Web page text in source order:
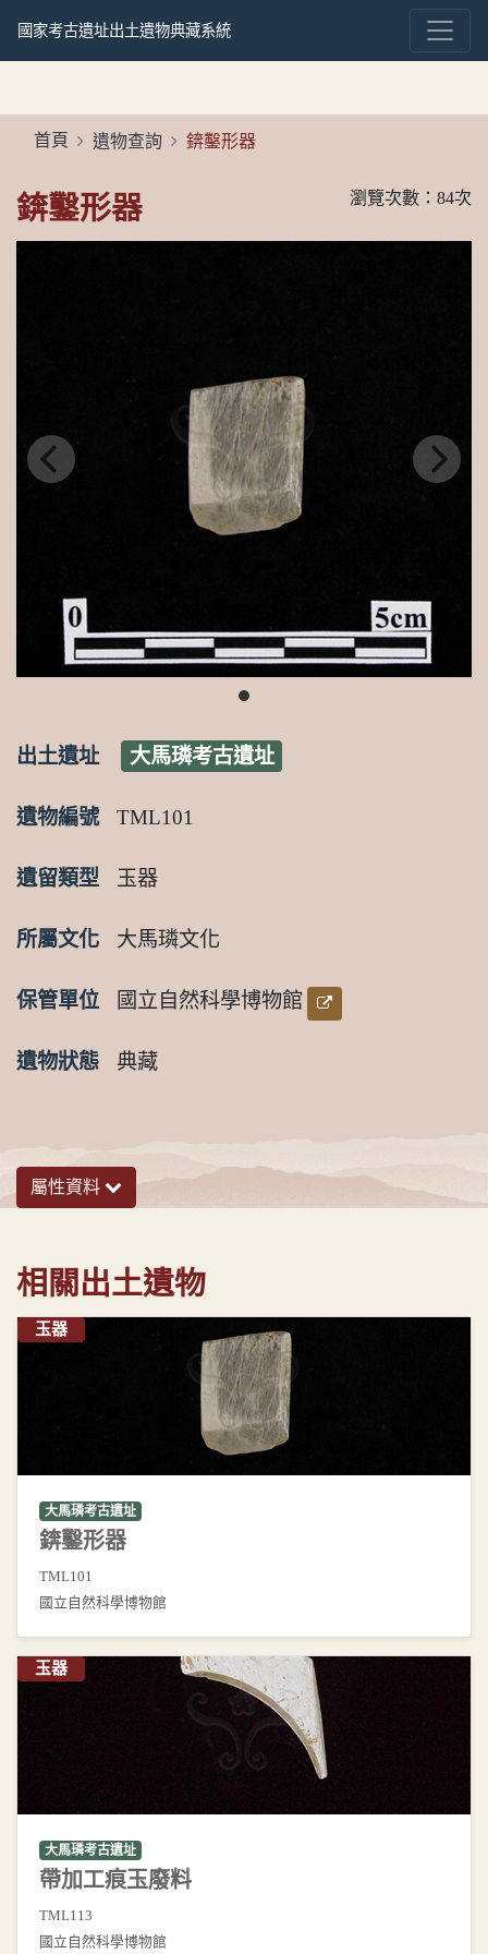
國家考古遺址出土遺物典藏系統
首頁 遺物查詢 錛鑿形器
錛鑿形器 瀏覽次數：84次
出土遺址 大馬璘考古遺址
遺物編號 TML101
遺留類型 玉器
所屬文化 大馬璘文化
保管單位 國立自然科學博物館 保管單位連結
遺物狀態 典藏
屬性資料
相關出土遺物
玉器
大馬璘考古遺址
錛鑿形器
TML101
國立自然科學博物館
玉器
大馬璘考古遺址
帶加工痕玉廢料
TML113
國立自然科學博物館